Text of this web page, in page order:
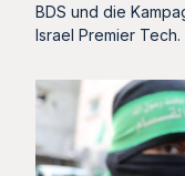
BDS und die
Israel Premier Tech.